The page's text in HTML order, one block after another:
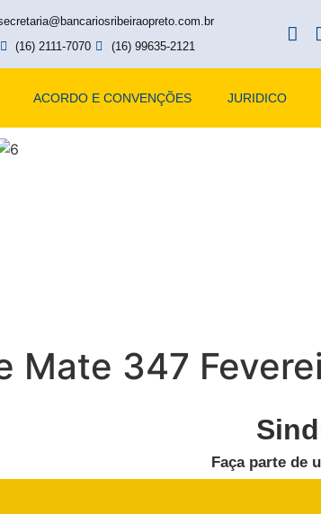
(16) 2111-7070
(16) 99635-2121
ACORDO E CONVENÇÕES JURIDICO
Mate 347
Faça parte de